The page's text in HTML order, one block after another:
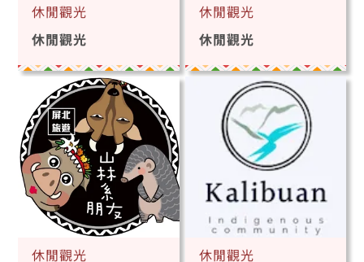
休閒觀光
休閒觀光
休閒觀光
休閒觀光
休閒觀光
休閒觀光